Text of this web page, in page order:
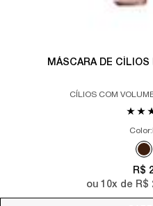
MÁSCARA DE
CÍLIOS COM
Color:
R$
ou 10x de R$